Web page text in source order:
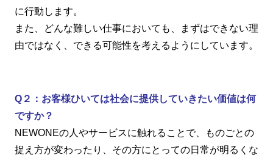
に行動します。
また、どんな難しい仕事においても、まずはできない理
由ではなく、できる可能性を考えるようにしています。
Q２：お客様ひいては社会に提供していきたい価値は何
ですか？
NEWONEの人やサービスに触れることで、ものごとの
捉え方が変わったり、その方にとっての日常が明るくな